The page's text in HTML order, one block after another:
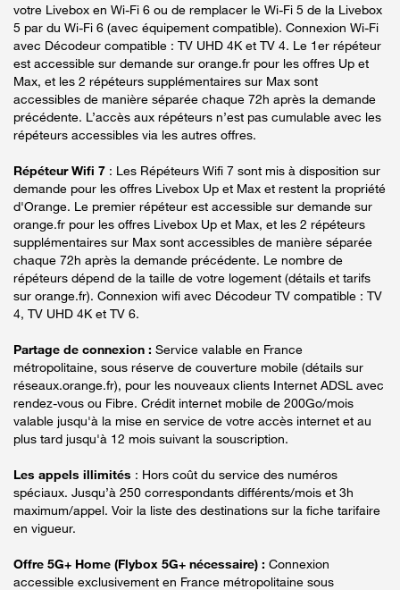
votre Livebox en Wi-Fi 6 ou de remplacer le Wi-Fi 5 de la Livebox
5 par du Wi-Fi 6 (avec équipement compatible). Connexion Wi-Fi
avec Décodeur compatible : TV UHD 4K et TV 4. Le 1er répéteur
est accessible sur demande sur orange.fr pour les offres Up et
Max, et les 2 répéteurs supplémentaires sur Max sont
accessibles de manière séparée chaque 72h après la demande
précédente. L’accès aux répéteurs n’est pas cumulable avec les
répéteurs accessibles via les autres offres.
Répéteur Wifi 7 : Les Répéteurs Wifi 7 sont mis à disposition sur
demande pour les offres Livebox Up et Max et restent la propriété
d'Orange. Le premier répéteur est accessible sur demande sur
orange.fr pour les offres Livebox Up et Max, et les 2 répéteurs
supplémentaires sur Max sont accessibles de manière séparée
chaque 72h après la demande précédente. Le nombre de
répéteurs dépend de la taille de votre logement (détails et tarifs
sur orange.fr). Connexion wifi avec Décodeur TV compatible : TV
4, TV UHD 4K et TV 6.
Partage de connexion : Service valable en France
métropolitaine, sous réserve de couverture mobile (détails sur
réseaux.orange.fr), pour les nouveaux clients Internet ADSL avec
rendez-vous ou Fibre. Crédit internet mobile de 200Go/mois
valable jusqu'à la mise en service de votre accès internet et au
plus tard jusqu'à 12 mois suivant la souscription.
Les appels illimités : Hors coût du service des numéros
spéciaux. Jusqu’à 250 correspondants différents/mois et 3h
maximum/appel. Voir la liste des destinations sur la fiche tarifaire
en vigueur.
Offre 5G+ Home (Flybox 5G+ nécessaire) : Connexion
accessible exclusivement en France métropolitaine sous